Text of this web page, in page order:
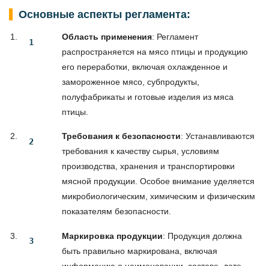
Основные аспекты регламента:
Область применения: Регламент
распространяется на мясо птицы и продукцию
его переработки, включая охлажденное и
замороженное мясо, субпродукты,
полуфабрикаты и готовые изделия из мяса
птицы.
Требования к безопасности: Устанавливаются
требования к качеству сырья, условиям
производства, хранения и транспортировки
мясной продукции. Особое внимание уделяется
микробиологическим, химическим и физическим
показателям безопасности.
Маркировка продукции: Продукция должна
быть правильно маркирована, включая